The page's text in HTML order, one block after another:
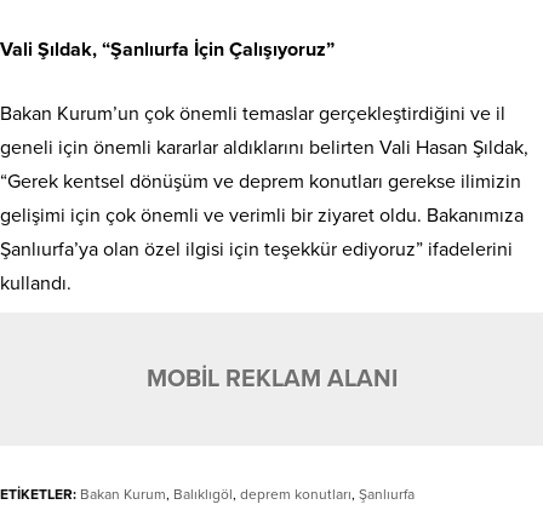
Vali Şıldak, “Şanlıurfa İçin Çalışıyoruz”
Bakan Kurum’un çok önemli temaslar gerçekleştirdiğini ve il
geneli için önemli kararlar aldıklarını belirten Vali Hasan Şıldak,
“Gerek kentsel dönüşüm ve deprem konutları gerekse ilimizin
gelişimi için çok önemli ve verimli bir ziyaret oldu. Bakanımıza
Şanlıurfa’ya olan özel ilgisi için teşekkür ediyoruz” ifadelerini
kullandı.
MOBİL REKLAM ALANI
ETİKETLER: Bakan Kurum, Balıklıgöl, deprem konutları, Şanlıurfa